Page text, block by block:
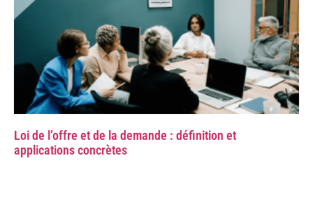
Loi de l’offre et de la demande : définition et
applications concrètes